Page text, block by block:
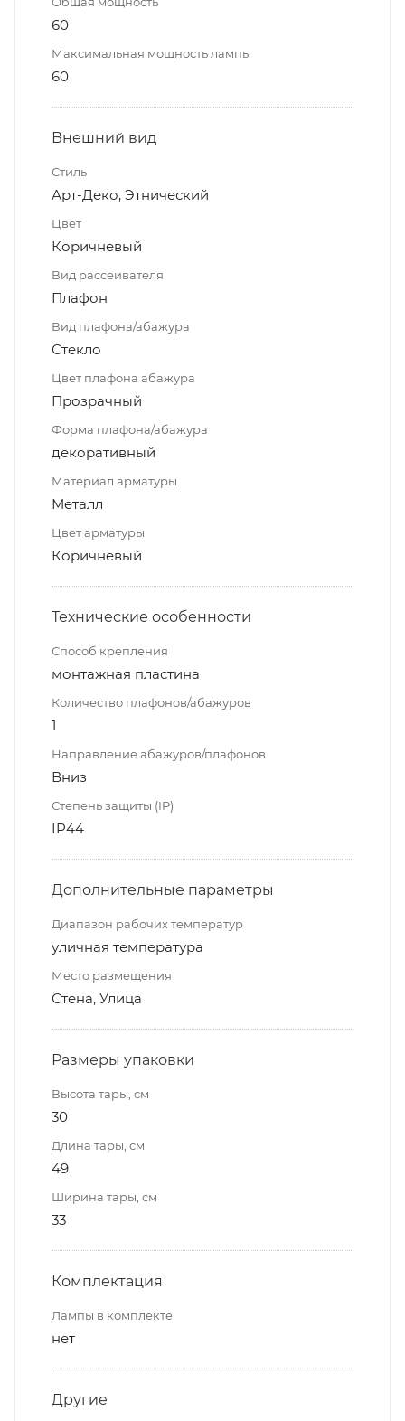
60
Максимальная мощность лампы
60
Внешний вид
Стиль
Арт-Деко, Этнический
Цвет
Коричневый
Вид рассеивателя
Плафон
Вид плафона/абажура
Стекло
Цвет плафона абажура
Прозрачный
Форма плафона/абажура
декоративный
Материал арматуры
Металл
Цвет арматуры
Коричневый
Технические особенности
Способ крепления
монтажная пластина
Количество плафонов/абажуров
1
Направление абажуров/плафонов
Вниз
Степень защиты (IP)
IP44
Дополнительные параметры
Диапазон рабочих температур
уличная температура
Место размещения
Стена, Улица
Размеры упаковки
Высота тары, см
30
Длина тары, см
49
Ширина тары, см
33
Комплектация
Лампы в комплекте
нет
Другие